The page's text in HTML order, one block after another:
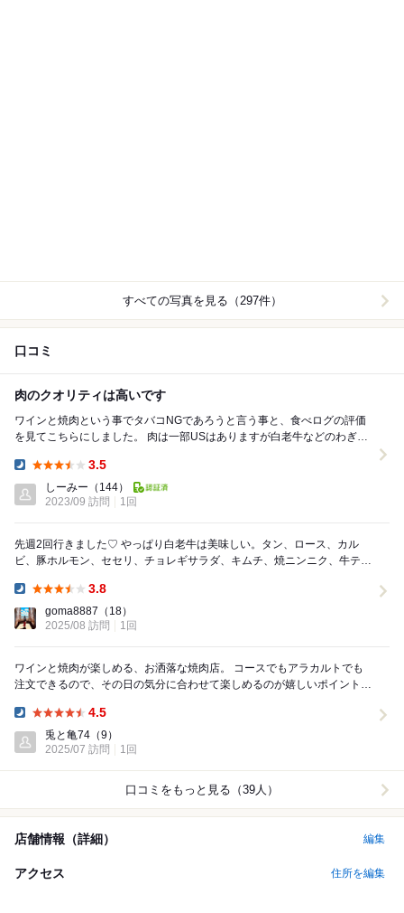
すべての写真を見る（297件）
口コミ
肉のクオリティは高いです
ワインと焼肉という事でタバコNGであろうと言う事と、食べログの評価
を見てこちらにしました。 肉は一部USはありますが白老牛などのわぎゅ
3.5
しーみー （144）
2023/09 訪問
1回
先週2回行きました♡ やっぱり白老牛は美味しい。タン、ロース、カル
ビ、豚ホルモン、セセリ、チョレギサラダ、キムチ、焼ニンニク、牛テー
3.8
goma8887 （18）
2025/08 訪問
1回
ワインと焼肉が楽しめる、お洒落な焼肉店。 コースでもアラカルトでも
注文できるので、その日の気分に合わせて楽しめるのが嬉しいポイント。
4.5
兎と亀74 （9）
2025/07 訪問
1回
口コミをもっと見る（39人）
店舗情報（詳細） 編集
アクセス 住所を編集